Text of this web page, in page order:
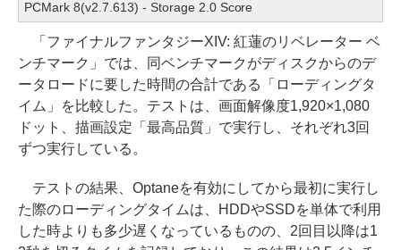
PCMark 8(v2.7.613) - Storage 2.0 Score
「ファイナルファンタジーXIV: 紅蓮のリベレーター ベ
ンチマーク」では、同ベンチマークがディスクからのデ
ータロードに要した時間の合計である「ローディングタ
イム」を比較した。テストは、画面解像度1,920×1,080
ドット、描画設定「最高品質」で実行し、それぞれ3回
ずつ実行している。
テストの結果、Optaneを有効にしてから最初に実行し
た際のローディングタイムは、HDDやSSDを単体で利用
した時よりも多少遅くなっているものの、2回目以降は1